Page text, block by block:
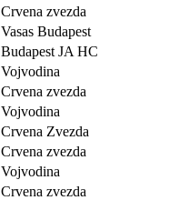
Crvena zvezda
Vasas Budapest
Budapest JA HC
Vojvodina
Crvena zvezda
Vojvodina
Crvena Zvezda
Crvena zvezda
Vojvodina
Crvena zvezda